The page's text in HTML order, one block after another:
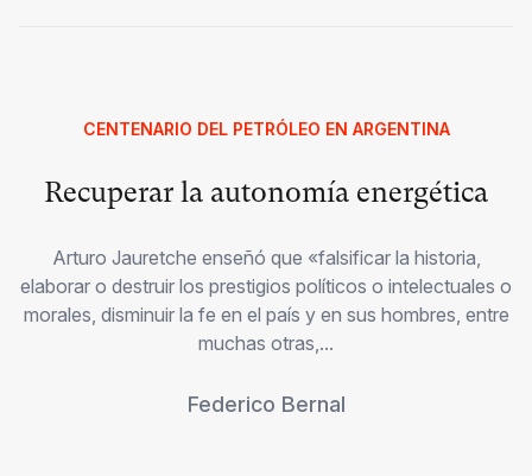
CENTENARIO DEL PETRÓLEO EN ARGENTINA
Recuperar la autonomía energética
Arturo Jauretche enseñó que «falsificar la historia,
elaborar o destruir los prestigios políticos o intelectuales o
morales, disminuir la fe en el país y en sus hombres, entre
muchas otras,...
Federico Bernal